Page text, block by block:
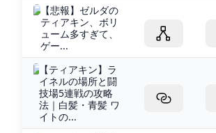
【悲報】ゼルダの
ティアキン、ボリ
ューム多すぎて、
ゲー...
【ティアキン】ラ
イネルの場所と闘
技場5連戦の攻略
法｜白髪・青髪 ワ
イトの...